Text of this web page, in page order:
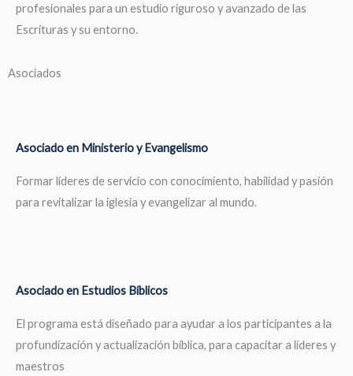
profesionales para un estudio riguroso y avanzado de las
Escrituras y su entorno.
Asociados
Asociado en Ministerio y Evangelismo
Formar líderes de servicio con conocimiento, habilidad y pasión
para revitalizar la iglesia y evangelizar al mundo.
Asociado en Estudios Bíblicos
El programa está diseñado para ayudar a los participantes a la
profundización y actualización bíblica, para capacitar a líderes y
maestros